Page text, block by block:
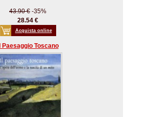
43.90 € -35%
28.54 €
Acquista online
Il Paesaggio Toscano